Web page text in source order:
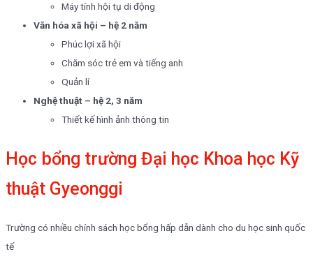
Máy tính hội tụ di động
Văn hóa xã hội – hệ 2 năm
Phúc lợi xã hội
Chăm sóc trẻ em và tiếng anh
Quản lí
Nghệ thuật – hệ 2, 3 năm
Thiết kế hình ảnh thông tin
Học bổng trường Đại học Khoa học Kỹ
thuật Gyeonggi
Trường có nhiều chính sách học bổng hấp dẫn dành cho du học sinh quốc
tế